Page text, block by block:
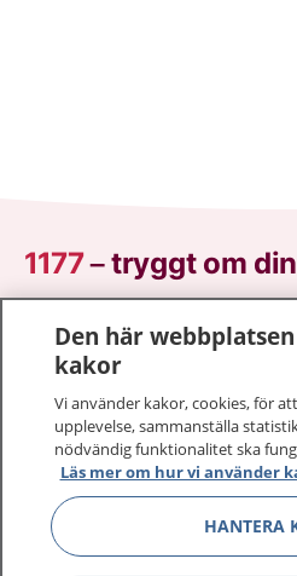
1177–tryggt om
På 1177.se får du råd om
sjukdomar och vilka
Logga in för att läsa din
vårdärenden. Ring
sjukvårdsrådgivning dygnet
1177 ger dig råd när du vill
Den här
kakor
Vi använder kakor, cookies, för
upplevelse, sammanställa
nödvändig funktionalitet ska
Läs mer om hur vi använder
HANTERA